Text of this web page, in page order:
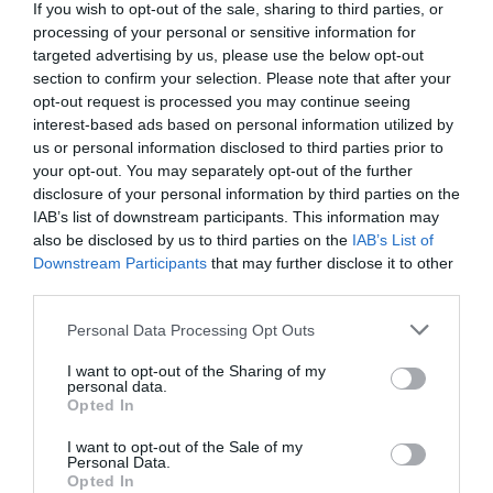
If you wish to opt-out of the sale, sharing to third parties, or
processing of your personal or sensitive information for
targeted advertising by us, please use the below opt-out
section to confirm your selection. Please note that after your
opt-out request is processed you may continue seeing
interest-based ads based on personal information utilized by
us or personal information disclosed to third parties prior to
your opt-out. You may separately opt-out of the further
disclosure of your personal information by third parties on the
IAB’s list of downstream participants. This information may
also be disclosed by us to third parties on the IAB’s List of
Downstream Participants that may further disclose it to other
Please note that this website/app uses one or more Google
not limited to your visit or usage behaviour. You may click to
grant or deny consent to Google and its third-party tags to
use your data for below specified purposes in below Google
consent section.
Personal Data Processing Opt Outs
I want to opt-out of the Sharing of my
personal data.
Opted In
I want to opt-out of the Sale of my
Personal Data.
Opted In
Salute. La maggior parte della differenza osservata tra i due
flussi è quindi dovuto al ritardo di notifica segnalato prima.
Questo ritardo si deve al fatto che,mentre per il flusso
ministero della Salute basta avere il dato aggregato di
ingressi, per la sorveglianza Iss le Regioni devono rilevare i
dati anagrafici della persona, nonché le sue caratteristiche,
per poterle inserire sulla nostra piattaforma. Come detto
prima, il ritardo non dipende dello stato vaccinale e, quindi, le
stime e le misure relative (%) non perdono precisione per
questo ritardo” ha chiarito l’Istituto superiore di sanità.
giugno al 4 luglio, e i 169 in più (il 55 per cento) rilevati
dall’11 giugno all’11 luglio, non influenzerebbero le tabelle 8
sull’efficacia dei vaccini pubblicate nei bollettini del 14 luglio
che, nel prossimo bollettino di sorveglianza integrata Covid-
19, inserirà una “nota esplicativa nel prossimo bollettino